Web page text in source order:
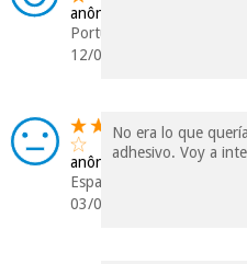
anônimo
Portugal
12/08/2024
anônimo
Espanha
03/08/2021
No era lo que
adhesivo. Voy a